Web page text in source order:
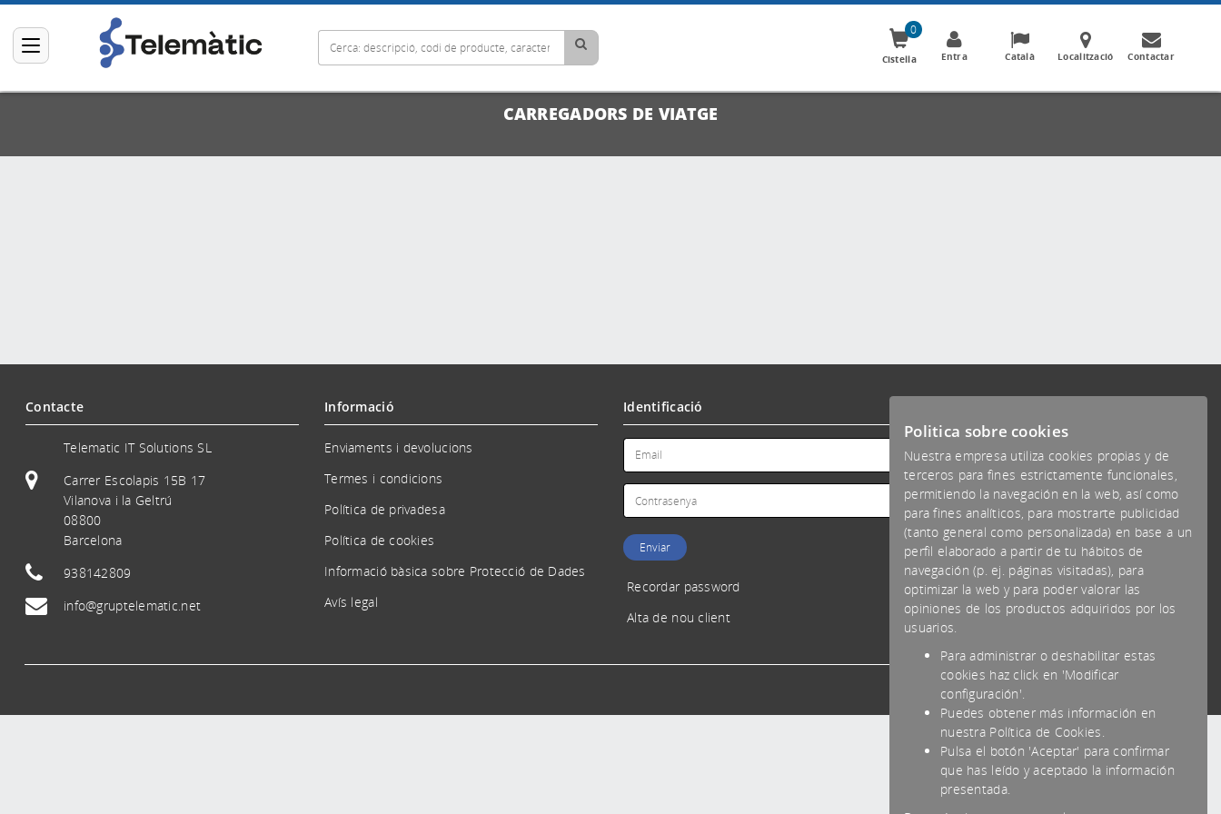
Cistella
0
Entra Català Localització Contactar
CARREGADORS DE VIATGE
Contacte
Telematic IT Solutions SL
Carrer Escolapis 15B 17
Vilanova i la Geltrú
08800
Barcelona
938142809
info@gruptelematic.net
Informació
Enviaments i devolucions
Termes i condicions
Política de privadesa
Política de cookies
Informació bàsica sobre Protecció de Dades
Avís legal
Identificació
Recordar password
Alta de nou client
Transferencia
Tarjeta
Politica sobre cookies
Nuestra empresa utiliza cookies propias y de
terceros para fines estrictamente funcionales,
permitiendo la navegación en la web, así como
para fines analíticos, para mostrarte publicidad
(tanto general como personalizada) en base a un
perfil elaborado a partir de tu hábitos de
navegación (p. ej. páginas visitadas), para
optimizar la web y para poder valorar las
opiniones de los productos adquiridos por los
usuarios.
Para administrar o deshabilitar estas
cookies haz click en 'Modificar
configuración'.
Puedes obtener más información en
nuestra Política de Cookies.
Pulsa el botón 'Aceptar' para confirmar
que has leído y aceptado la información
presentada.